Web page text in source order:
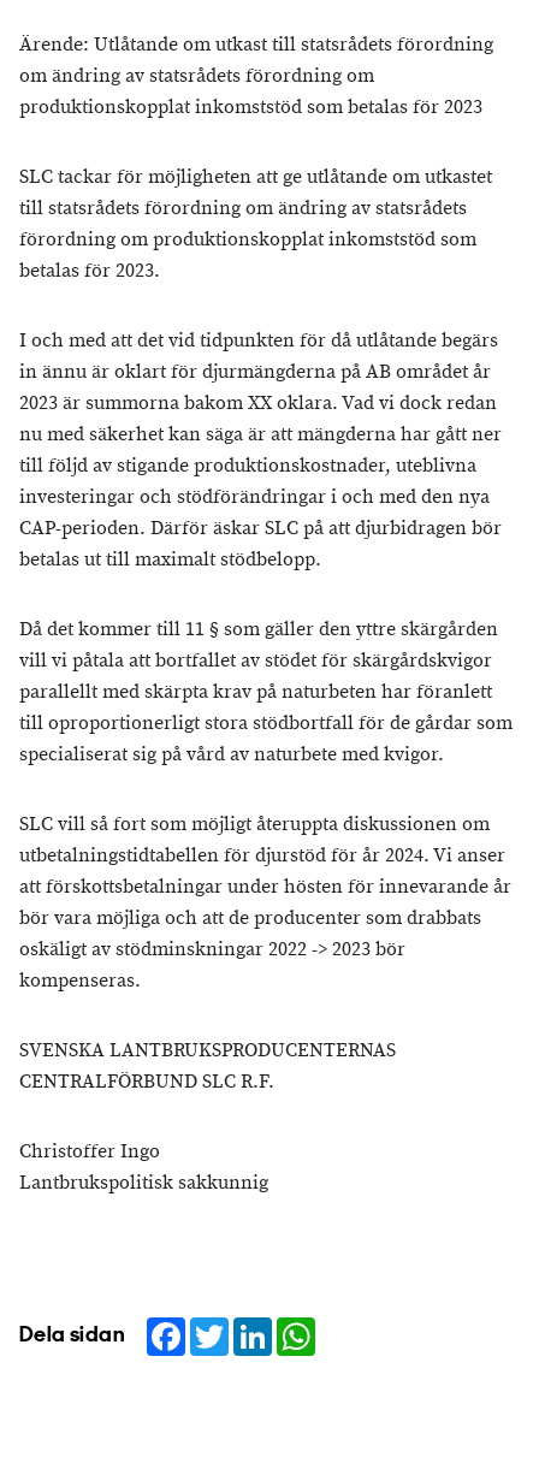
Ärende: Utlåtande om utkast till statsrådets förordning
om ändring av statsrådets förordning om
produktionskopplat inkomststöd som betalas för 2023
SLC tackar för möjligheten att ge utlåtande om utkastet
till statsrådets förordning om ändring av statsrådets
förordning om produktionskopplat inkomststöd som
betalas för 2023.
I och med att det vid tidpunkten för då utlåtande begärs
in ännu är oklart för djurmängderna på AB området år
2023 är summorna bakom XX oklara. Vad vi dock redan
nu med säkerhet kan säga är att mängderna har gått ner
till följd av stigande produktionskostnader, uteblivna
investeringar och stödförändringar i och med den nya
CAP-perioden. Därför äskar SLC på att djurbidragen bör
betalas ut till maximalt stödbelopp.
Då det kommer till 11 § som gäller den yttre skärgården
vill vi påtala att bortfallet av stödet för skärgårdskvigor
parallellt med skärpta krav på naturbeten har föranlett
till oproportionerligt stora stödbortfall för de gårdar som
specialiserat sig på vård av naturbete med kvigor.
SLC vill så fort som möjligt återuppta diskussionen om
utbetalningstidtabellen för djurstöd för år 2024. Vi anser
att förskottsbetalningar under hösten för innevarande år
bör vara möjliga och att de producenter som drabbats
oskäligt av stödminskningar 2022 -> 2023 bör
kompenseras.
SVENSKA LANTBRUKSPRODUCENTERNAS
CENTRALFÖRBUND SLC R.F.
Christoffer Ingo
Lantbrukspolitisk sakkunnig
Dela sidan Facebook
TwitterLinkedIn